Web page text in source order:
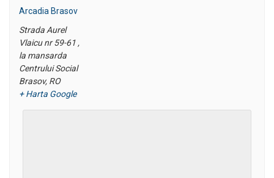
Arcadia Brasov
Strada Aurel
Vlaicu nr 59-61 ,
la mansarda
Centrului Social
Brasov, RO
+ Harta Google